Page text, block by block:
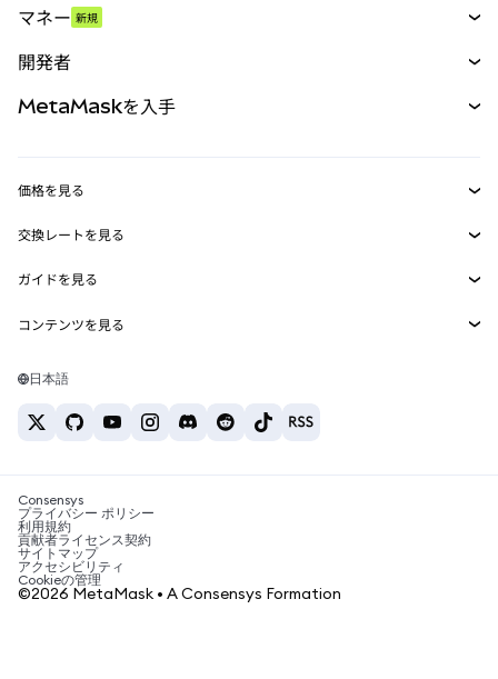
パーペチュアル
RWA
マネー 新規
開発者
MetaMask Connect
Snaps
Web3サービス
MetaMaskを入手
セキュリティ
サポート
キャリア
お問い合わせ
価格を見る
イーサリアムの価格
Solanaの価格
Tetherの価格
交換レートを見る
ETH→USD
USDT→INR
BTC→INR
ETH→USDT
ガイドを見る
ETHの購入
USDTの購入
SHIBの購入
BNBの購入
コンテンツを見る
Solanaウォレット
税制関連ニュース
暗号資産の購入方法は？
ビットコインを売るには？
日本語
Consensys
プライバシー ポリシー
利用規約
貢献者ライセンス契約
サイトマップ
アクセシビリティ
Cookieの管理
©2026 MetaMask • A Consensys Formation